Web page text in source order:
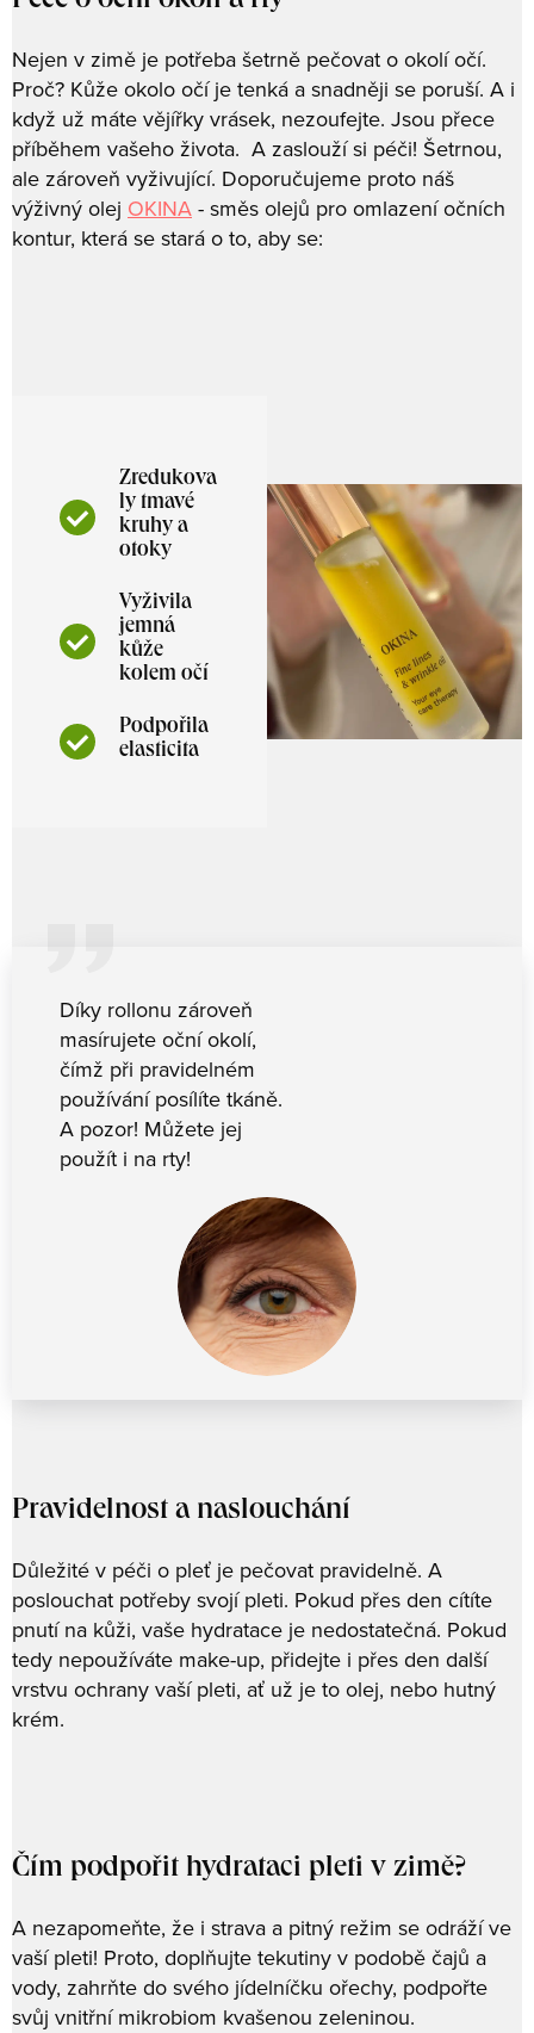
Nejen v zimě je potřeba šetrně pečovat o okolí očí.
Proč? Kůže okolo očí je tenká a snadněji se poruší. A i
když už máte vějířky vrásek, nezoufejte. Jsou přece
příběhem vašeho života. A zaslouží si péči! Šetrnou,
ale zároveň vyživující. Doporučujeme proto náš
výživný olej OKINA - směs olejů pro omlazení očních
kontur, která se stará o to, aby se:
Zredukova
ly tmavé
kruhy a
otoky
Vyživila
jemná
kůže
kolem očí
Podpořila
elasticita
Díky rollonu zároveň
masírujete oční okolí,
čímž při pravidelném
používání posílíte tkáně.
A pozor! Můžete jej
použít i na rty!
Pravidelnost a naslouchání
Důležité v péči o pleť je pečovat pravidelně. A
poslouchat potřeby svojí pleti. Pokud přes den cítíte
pnutí na kůži, vaše hydratace je nedostatečná. Pokud
tedy nepoužíváte make-up, přidejte i přes den další
vrstvu ochrany vaší pleti, ať už je to olej, nebo hutný
krém.
Čím podpořit hydrataci pleti v zimě?
A nezapomeňte, že i strava a pitný režim se odráží ve
vaší pleti! Proto, doplňujte tekutiny v podobě čajů a
vody, zahrňte do svého jídelníčku ořechy, podpořte
svůj vnitřní mikrobiom kvašenou zeleninou.